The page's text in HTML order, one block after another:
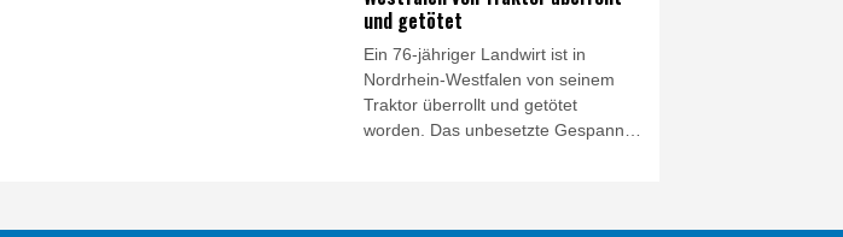
und getötet
Ein 76-jähriger Landwirt ist in
Nordrhein-Westfalen von seinem
Traktor überrollt und getötet
worden. Das unbesetzte Gespann
erfasste den 76-Jährigen, wie die